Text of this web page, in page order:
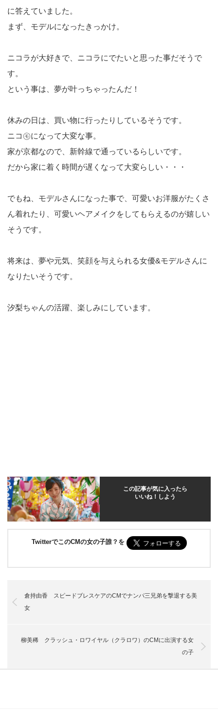
に答えていました。
まず、モデルになったきっかけ。
ニコラが大好きで、ニコラにでたいと思った事だそうで
す。
という事は、夢が叶っちゃったんだ！
休みの日は、買い物に行ったりしているそうです。
ニコ㋲になって大変な事。
家が京都なので、新幹線で通っているらしいです。
だから家に着く時間が遅くなって大変らしい・・・
でもね、モデルさんになった事で、可愛いお洋服がたくさ
ん着れたり、可愛いヘアメイクをしてもらえるのが嬉しい
そうです。
将来は、夢や元気、笑顔を与えられる女優&モデルさんに
なりたいそうです。
汐梨ちゃんの活躍、楽しみにしています。
この記事が気に入ったら
いいね！しよう
TwitterでこのCMの女の子誰？を
倉持由香 スピードブレスケアのCMでナンパ三兄弟を撃退する美
女
柳美稀 クラッシュ・ロワイヤル（クラロワ）のCMに出演する女
の子